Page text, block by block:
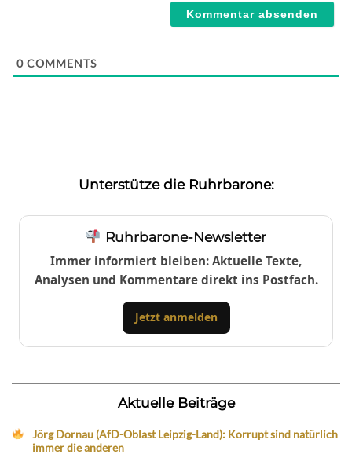
0 COMMENTS
Unterstütze die Ruhrbarone:
Ruhrbarone-Newsletter
Immer informiert bleiben: Aktuelle Texte,
Analysen und Kommentare direkt ins Postfach.
Jetzt anmelden
Aktuelle Beiträge
Jörg Dornau (AfD-Oblast Leipzig-Land): Korrupt sind natürlich
immer die anderen